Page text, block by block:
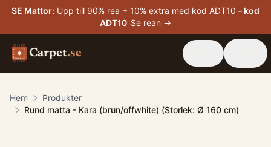
SE Mattor: Upp till 90% rea + 10% extra med kod ADT10 – kod
ADT10 Se rean →
Carpet.se
Hem
Produkter
Rund matta - Kara (brun/offwhite) (Storlek: Ø 160 cm)